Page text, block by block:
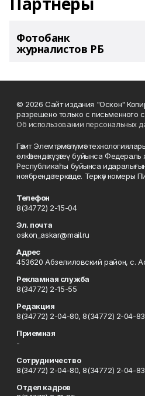
Фотобанк
журналистов РБ
© 2026 Сайт издания "Оскон"
разрешено только с письменного
Об использовании персональных
Гәзит Элемтә, мәғлүмәт
өлкәһендә күҙәтеү буйынса
Республикаһы буйынса
ноябрендә теркәлде. Теркәү
Телефон
8(34772) 2-15-04
Эл. почта
oskon_askar@mail.ru
Адрес
453620 Абзелиловский район, с.
Рекламная служба
8(34772) 2-15-55
Редакция
8(34772) 2-04-80, 8(34772) 2-04-83
Приемная
-
Сотрудничество
8(34772) 2-04-80, 8(34772) 2-04-83
Отдел кадров